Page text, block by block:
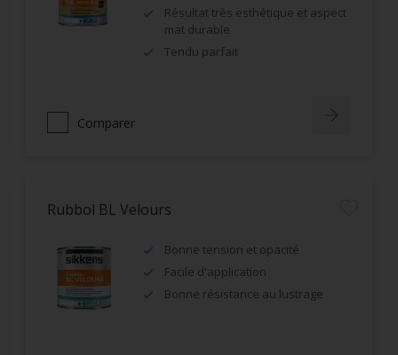
Résultat très esthétique et aspect
mat durable
Tendu parfait
Comparer
Rubbol BL Velours
Bonne tension et opacité
Facile d'application
Bonne résistance au lustrage